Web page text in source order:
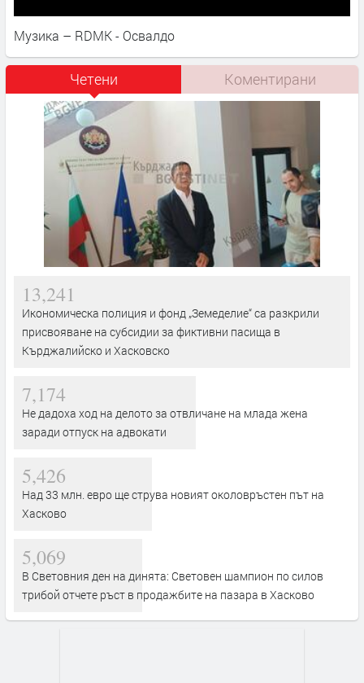
Музика – RDMK - Освалдо
Четени Коментирани
13,241
Икономическа полиция и фонд „Земеделие“ са разкрили
присвояване на субсидии за фиктивни пасища в
Кърджалийско и Хасковско
7,174
Не дадоха ход на делото за отвличане на млада жена
заради отпуск на адвокати
5,426
Над 33 млн. евро ще струва новият околовръстен път на
Хасково
5,069
В Световния ден на динята: Световен шампион по силов
трибой отчете ръст в продажбите на пазара в Хасково